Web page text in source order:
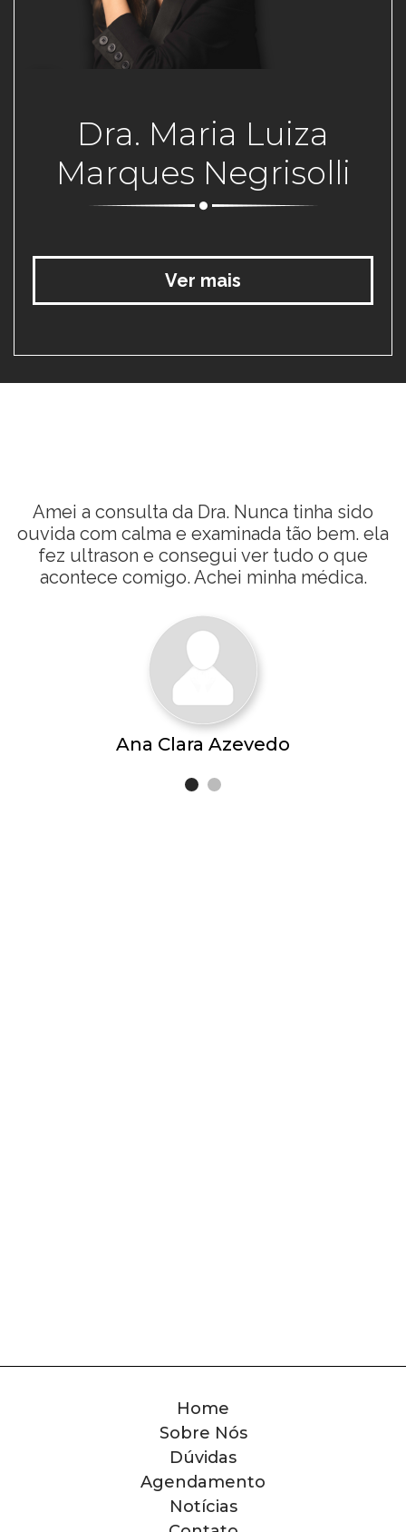
Dra. Maria Luiza
Marques Negrisolli
Ver mais
sido
ela
que
Nossa! Adorei sua pagina,
informações importantes.
Ana Laura Mourao
Home
Sobre Nós
Dúvidas
Agendamento
Notícias